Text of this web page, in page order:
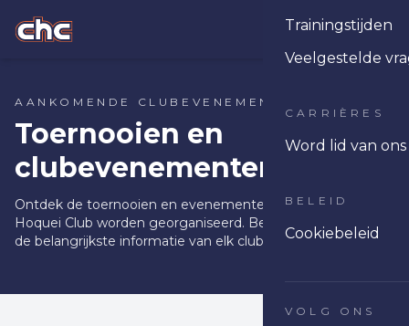
Trainingstijden
Veelgestelde
CARRIÈRES
Word lid van
BELEID
Cookiebeleid
VOLG ONS
AANKOMENDE CLUBEVENEMENTEN
Toernooien en
clubevenementen
Ontdek de toernooien en evenementen die door Catalònia
Hoquei Club worden georganiseerd. Bekijk data, locaties en
de belangrijkste informatie van elk clubevenement.